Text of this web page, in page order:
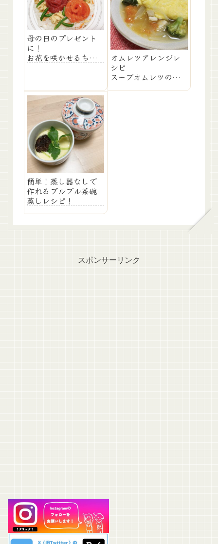
母の日のプレゼント
に！
お花を咲かせるちら
オムレツアレンジレ
シピ
スープオムレツの作
簡単！蒸し器なしで
作れるプルプル茶碗
蒸しレシピ！
スポンサーリンク